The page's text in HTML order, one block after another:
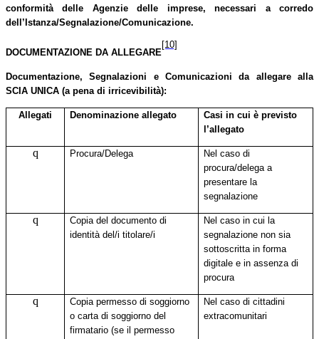
conformità delle Agenzie delle imprese, necessari a corredo
dell’Istanza/Segnalazione/Comunicazione.
DOCUMENTAZIONE DA ALLEGARE
[10]
Documentazione, Segnalazioni e Comunicazioni da allegare alla
SCIA UNICA (a pena di irricevibilità):
Allegati Denominazione allegato
Casi in cui è previsto
l’allegato
q Procura/Delega
Nel caso di
procura/delega a
presentare la
segnalazione
q
Copia del documento di
identità del/i titolare/i
Nel caso in cui la
segnalazione non sia
sottoscritta in forma
digitale e in assenza di
procura
q
Copia permesso di soggiorno
o carta di soggiorno del
firmatario (se il permesso
Nel caso di cittadini
extracomunitari